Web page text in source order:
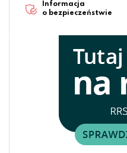
Informacja
o bezpieczeństwie